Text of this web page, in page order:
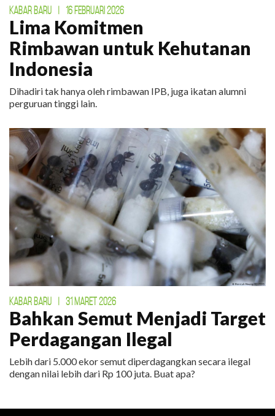
KABAR BARU 16 FEBRUARI 2026
Lima Komitmen
Rimbawan untuk Kehutanan
Indonesia
Dihadiri tak hanya oleh rimbawan IPB, juga ikatan alumni
perguruan tinggi lain.
KABAR BARU | 31 MARET 2026
Bahkan Semut Menjadi Target
Perdagangan Ilegal
Lebih dari 5.000 ekor semut diperdagangkan secara ilegal
dengan nilai lebih dari Rp 100 juta. Buat apa?